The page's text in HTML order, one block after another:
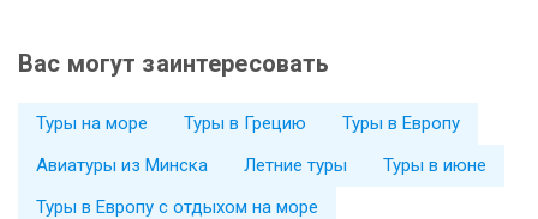
Вас могут заинтересовать
Туры на море Туры в Грецию
Туры в Европу
Авиатуры из Минска
Летние туры
Туры в июне
Туры в Европу с отдыхом на море